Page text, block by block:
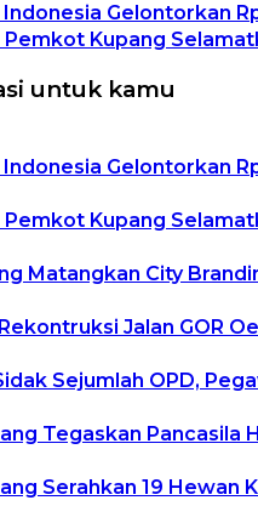
Gelontorkan
Pemkot Kupang
untuk kamu
Gelontorkan
Pemkot Kupang
Matangkan City
Jalan GOR
Sejumlah OPD,
Tegaskan Pancasila
Serahkan 19 Hewan